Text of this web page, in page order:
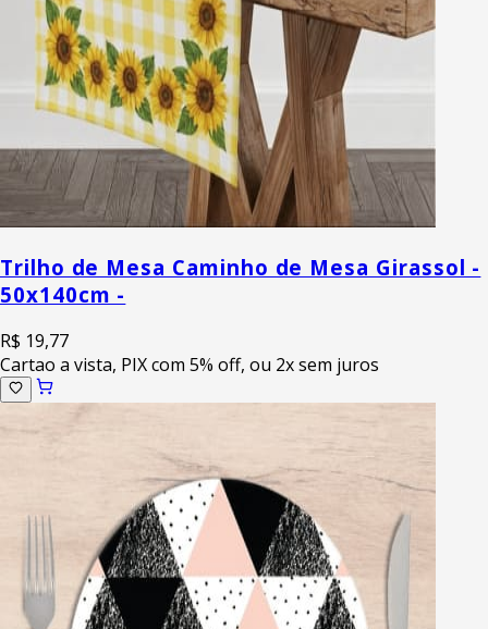
Trilho de Mesa Caminho de Mesa Girassol -
50x140cm -
R$ 19,77
Cartao a vista, PIX com 5% off, ou 2x sem juros